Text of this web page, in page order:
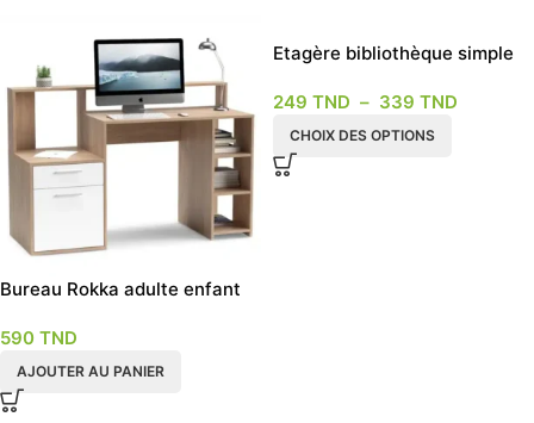
Bureau Rokka adulte enfant
porte
590 TND
AJOUTER AU PANIER
Etagère bibliothèque simple
249 TND – 339 TND
CHOIX DES OPTIONS